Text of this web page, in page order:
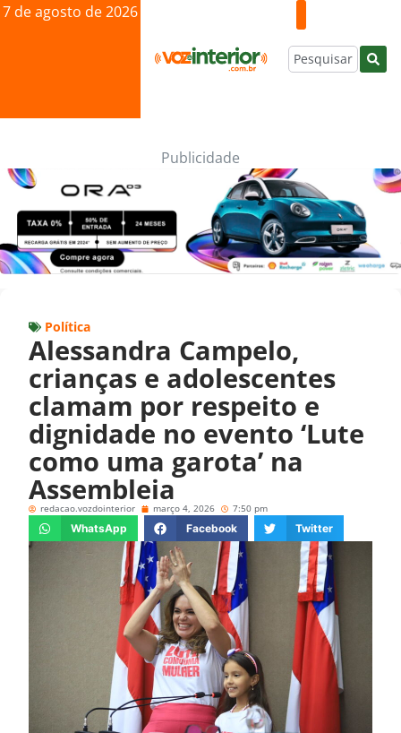
7 de agosto de 2026
Publicidade
Política
Alessandra Campelo,
crianças e adolescentes
clamam por respeito e
dignidade no evento ‘Lute
como uma garota’ na
Assembleia
redacao.vozdointerior março 4, 2026 7:50 pm
WhatsApp Facebook Twitter